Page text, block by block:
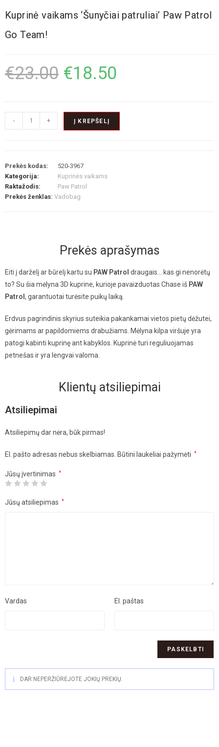
Kuprinė vaikams ‘Šunyčiai patruliai’ Paw Patrol
Go Team!
€23.00 €18.50
- + Į KREPŠELĮ
Prekės kodas:
520-3967
Kategorija:
Kuprinės vaikams
Raktažodis:
Paw Patrol
Prekės ženklas: Vadobag
Prekės aprašymas
Eiti į darželį ar būrelį kartu su PAW Patrol draugais… kas gi nenorėtų
to? Su šia mėlyna 3D kuprine, kurioje pavaizduotas Chase iš PAW
Patrol , garantuotai turėsite puikų laiką.
Erdvus pagrindinis skyrius suteikia pakankamai vietos pietų dėžutei,
gėrimams ar papildomiems drabužiams. Mėlyna kilpa viršuje yra
patogi kabinti kuprinę ant kabyklos. Kuprinė turi reguliuojamas
petnešas ir yra lengvai valoma.
Klientų atsiliepimai
Atsiliepimai
Atsiliepimų dar nėra, būk pirmas!
El. pašto adresas nebus skelbiamas. Būtini laukeliai pažymėti *
Jūsų įvertinimas *
Jūsų atsiliepimas *
Vardas El. paštas
DAR NEPERŽIŪRĖJOTE JOKIŲ PREKIŲ.